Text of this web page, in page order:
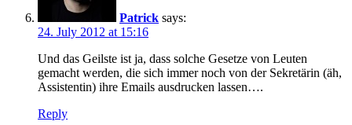
Patrick says:
24. July 2012 at 15:16
Und das Geilste ist ja, dass solche Gesetze von Leuten
gemacht werden, die sich immer noch von der Sekretärin (äh,
Assistentin) ihre Emails ausdrucken lassen….
Reply